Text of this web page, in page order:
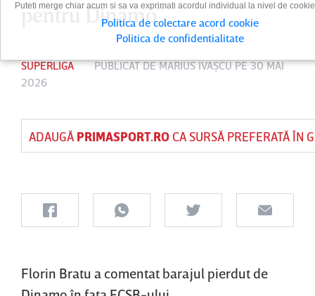
pentru Dinamo”
SUPERLIGA PUBLICAT DEMARIUS IVAŞCUPE 30 MAI
2026
ADAUGĂ PRIMASPORT.ROCA SURSĂ PREFERATĂ ÎN
Florin Bratu a comentat barajul pierdut de
Puteti merge chiar acum si sa va exprimati acordul individual la nivel de
Politica de colectare acord cookie
Politica de confidentialitate